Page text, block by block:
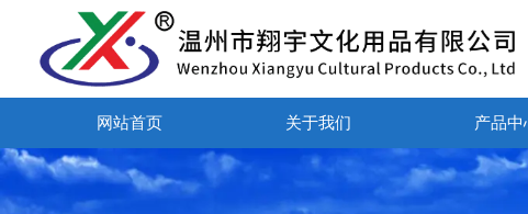
网站首页 关于我们 产品中